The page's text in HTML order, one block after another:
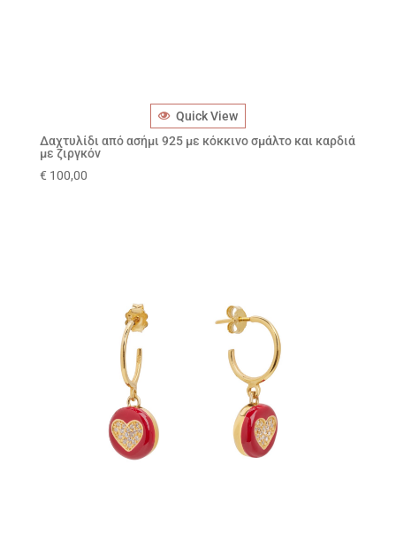
Quick View
Δαχτυλίδι από ασήμι 925 με κόκκινο σμάλτο και καρδιά
με ζιργκόν
€ 100,00